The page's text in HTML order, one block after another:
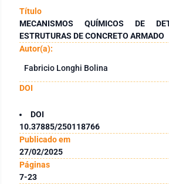
Título
MECANISMOS QUÍMICOS DE
ESTRUTURAS DE CONCRETO ARMADO
Autor(a):
Fabricio Longhi Bolina
DOI
DOI
10.37885/250118766
Publicado em
27/02/2025
Páginas
7-23